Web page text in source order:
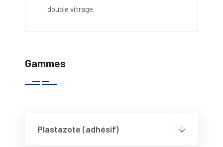
double vitrage.
Gammes
Plastazote (adhésif)